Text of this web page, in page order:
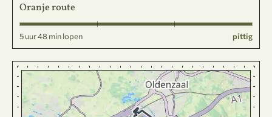
Oranje route
5 uur 48 min lopen pittig